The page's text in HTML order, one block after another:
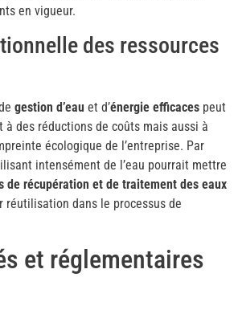
en vigueur.
des ressources
gestion d’eau et d’énergie efficaces peut
à des réductions de coûts mais aussi à
écologique de l’entreprise. Par
intensément de l’eau pourrait mettre
de récupération et de traitement des eaux
réutilisation dans le processus de
et réglementaires